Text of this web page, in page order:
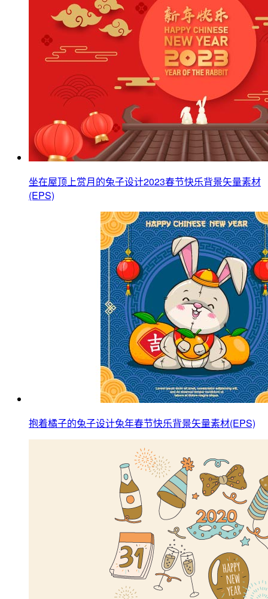
坐在屋顶上赏月的兔子设计2023春节快乐背景矢量素材
(EPS)
抱着橘子的兔子设计兔年春节快乐背景矢量素材(EPS)